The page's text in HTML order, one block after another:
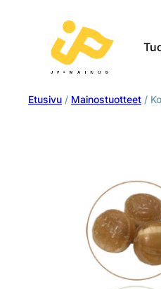
Etusivu / Mainostuotteet /